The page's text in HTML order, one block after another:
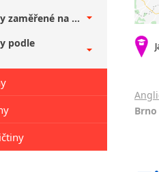
zaměřené na ...
podle